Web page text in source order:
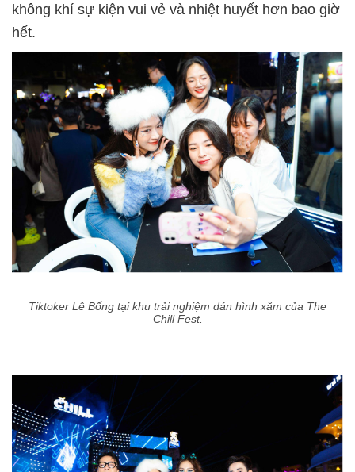
không khí sự kiện vui vẻ và nhiệt huyết hơn bao giờ
hết.
Tiktoker Lê Bống tại khu trải nghiệm dán hình xăm của The
Chill Fest.